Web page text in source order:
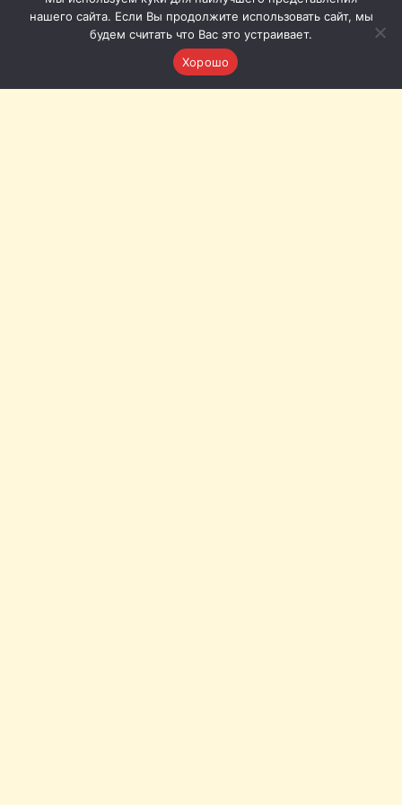
нашего сайта. Если Вы продолжите использовать сайт, мы
будем считать что Вас это устраивает.
Хорошо